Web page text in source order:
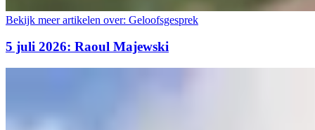
Bekijk meer artikelen over: Geloofsgesprek
5 juli 2026: Raoul Majewski